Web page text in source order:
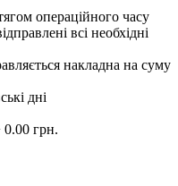
операційного часу
всі необхідні
накладна на суму
дні
0.00 грн.